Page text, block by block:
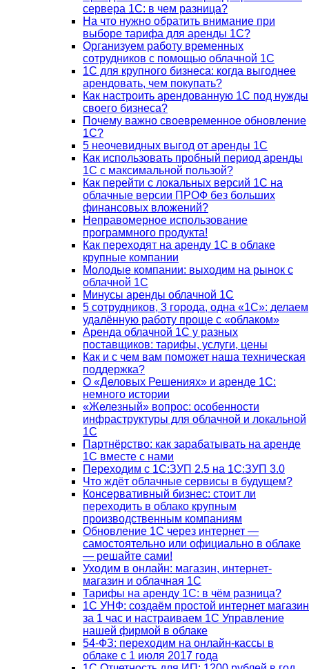
сервера 1С: в чем разница?
На что нужно обратить внимание при
выборе тарифа для аренды 1С?
Организуем работу временных
сотрудников с помощью облачной 1С
1С для крупного бизнеса: когда выгоднее
арендовать, чем покупать?
Как настроить арендованную 1С под нужды
своего бизнеса?
Почему важно своевременное обновление
1С?
5 неочевидных выгод от аренды 1С
Как использовать пробный период аренды
1С с максимальной пользой?
Как перейти с локальных версий 1С на
облачные версии ПРОФ без больших
финансовых вложений?
Неправомерное использование
программного продукта!
Как переходят на аренду 1С в облаке
крупные компании
Молодые компании: выходим на рынок с
облачной 1С
Минусы аренды облачной 1С
5 сотрудников, 3 города, одна «1С»: делаем
удалённую работу проще с «облаком»
Аренда облачной 1С у разных
поставщиков: тарифы, услуги, цены
Как и с чем вам поможет наша техническая
поддержка?
О «Деловых Решениях» и аренде 1С:
немного истории
«Железный» вопрос: особенности
инфраструктуры для облачной и локальной
1С
Партнёрство: как зарабатывать на аренде
1С вместе с нами
Переходим с 1С:ЗУП 2.5 на 1С:ЗУП 3.0
Что ждёт облачные сервисы в будущем?
Консервативный бизнес: стоит ли
переходить в облако крупным
производственным компаниям
Обновление 1С через интернет —
самостоятельно или официально в облаке
— решайте сами!
Уходим в онлайн: магазин, интернет-
магазин и облачная 1С
Тарифы на аренду 1С: в чём разница?
1С УНФ: создаём простой интернет магазин
за 1 час и настраиваем 1С Управление
нашей фирмой в облаке
54-ФЗ: переходим на онлайн-кассы в
облаке с 1 июля 2017 года